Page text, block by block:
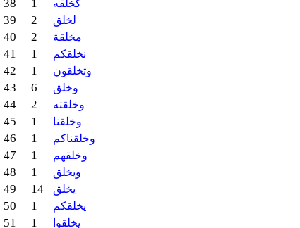
38 1 كخلقه
39 2 لخلق
40 2 مخلقة
41 1 نخلقكم
42 1 وتخلقون
43 6 وخلق
44 2 وخلقته
45 1 وخلقنا
46 1 وخلقناكم
47 1 وخلقهم
48 1 ويخلق
49 14 يخلق
50 1 يخلقكم
51 1 يخلقوا